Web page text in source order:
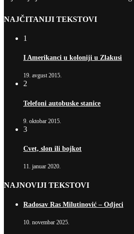
NAJČITANIJI TEKSTOVI
1
I Amerikanci u koloniji u Zlakusi
19. avgust 2015.
2
Telefoni autobuske stanice
9. oktobar 2015.
3
Cvet, slon ili bojkot
11. januar 2020.
NAJNOVIJI TEKSTOVI
Radosav Ras Milutinović – Odjeci
10. novembar 2025.